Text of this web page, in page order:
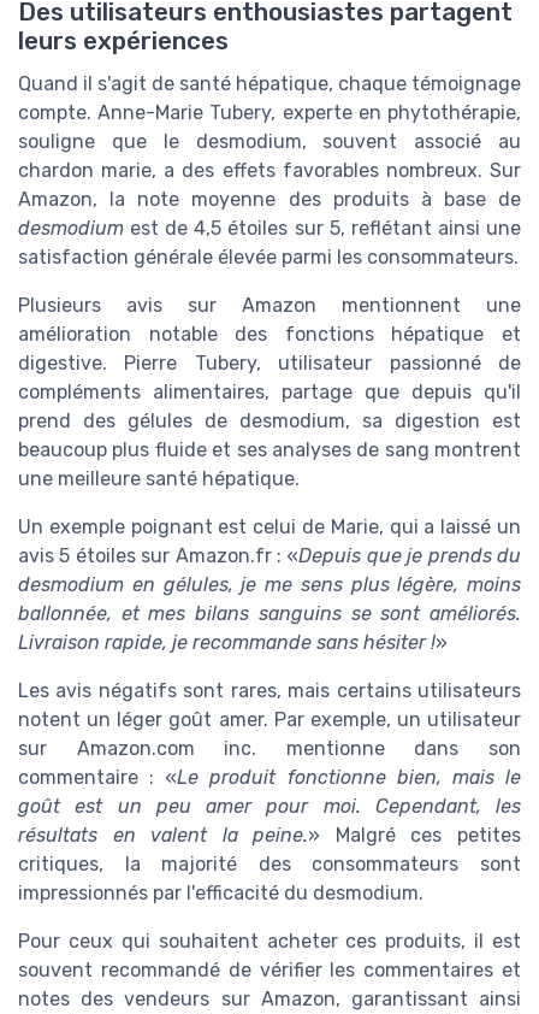
Des utilisateurs enthousiastes partagent
leurs expériences
Quand il s'agit de santé hépatique, chaque témoignage
compte. Anne-Marie Tubery, experte en phytothérapie,
souligne que le desmodium, souvent associé au
chardon marie, a des effets favorables nombreux. Sur
Amazon, la note moyenne des produits à base de
desmodium est de 4,5 étoiles sur 5, reflétant ainsi une
satisfaction générale élevée parmi les consommateurs.
Plusieurs avis sur Amazon mentionnent une
amélioration notable des fonctions hépatique et
digestive. Pierre Tubery, utilisateur passionné de
compléments alimentaires, partage que depuis qu'il
prend des gélules de desmodium, sa digestion est
beaucoup plus fluide et ses analyses de sang montrent
une meilleure santé hépatique.
Un exemple poignant est celui de Marie, qui a laissé un
avis 5 étoiles sur Amazon.fr : «Depuis que je prends du
desmodium en gélules, je me sens plus légère, moins
ballonnée, et mes bilans sanguins se sont améliorés.
Livraison rapide, je recommande sans hésiter !»
Les avis négatifs sont rares, mais certains utilisateurs
notent un léger goût amer. Par exemple, un utilisateur
sur Amazon.com inc. mentionne dans son
commentaire : «Le produit fonctionne bien, mais le
goût est un peu amer pour moi. Cependant, les
résultats en valent la peine.» Malgré ces petites
critiques, la majorité des consommateurs sont
impressionnés par l'efficacité du desmodium.
Pour ceux qui souhaitent acheter ces produits, il est
souvent recommandé de vérifier les commentaires et
notes des vendeurs sur Amazon, garantissant ainsi